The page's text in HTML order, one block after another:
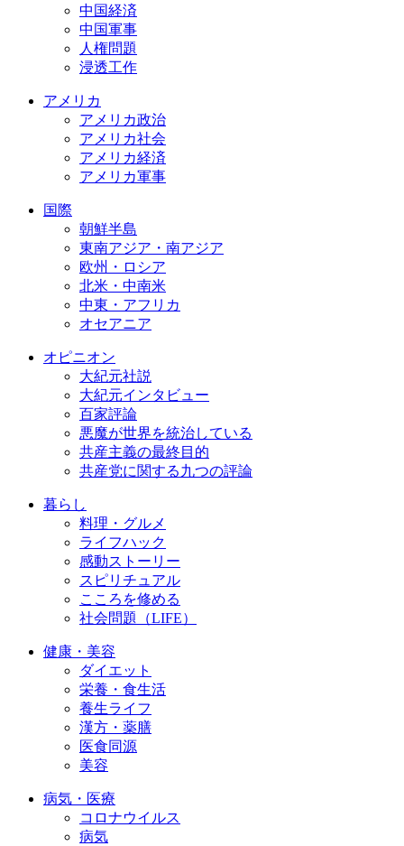
中国経済
中国軍事
人権問題
浸透工作
アメリカ
アメリカ政治
アメリカ社会
アメリカ経済
アメリカ軍事
国際
朝鮮半島
東南アジア・南アジア
欧州・ロシア
北米・中南米
中東・アフリカ
オセアニア
オピニオン
大紀元社説
大紀元インタビュー
百家評論
悪魔が世界を統治している
共産主義の最終目的
共産党に関する九つの評論
暮らし
料理・グルメ
ライフハック
感動ストーリー
スピリチュアル
こころを修める
社会問題（LIFE）
健康・美容
ダイエット
栄養・食生活
養生ライフ
漢方・薬膳
医食同源
美容
病気・医療
コロナウイルス
病気